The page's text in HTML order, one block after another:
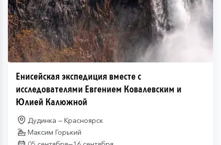
Енисейская экспедиция вместе с
исследователями Евгением Ковалевским и
Юлией Калюжной
Дудинка — Красноярск
Максим Горький